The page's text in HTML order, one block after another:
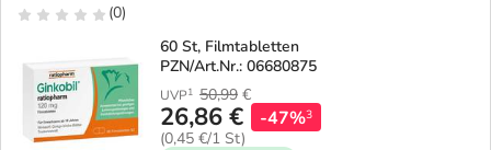
(0)
60 St, Filmtabletten
PZN/Art.Nr.: 06680875
UVP1 50,99 €
26,86 €
(0,45 €/1 St)
-47%3